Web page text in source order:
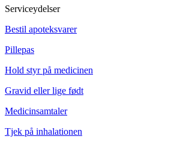
Serviceydelser
Bestil apoteksvarer
Pillepas
Hold styr på medicinen
Gravid eller lige født
Medicinsamtaler
Tjek på inhalationen